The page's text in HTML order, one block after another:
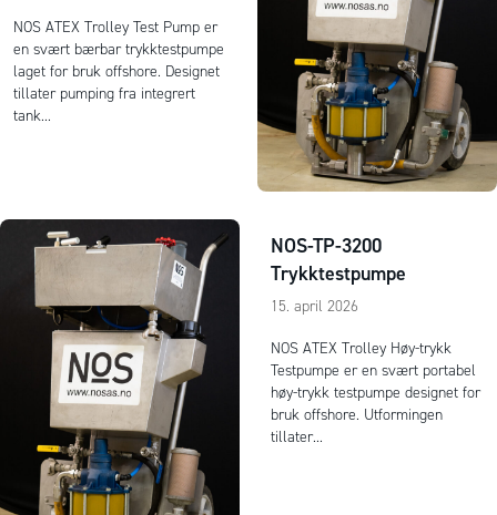
NOS ATEX Trolley Test Pump er
en svært bærbar trykktestpumpe
laget for bruk offshore. Designet
tillater pumping fra integrert
tank...
NOS-TP-3200
Trykktestpumpe
15. april 2026
NOS ATEX Trolley Høy-trykk
Testpumpe er en svært portabel
høy-trykk testpumpe designet for
bruk offshore. Utformingen
tillater...